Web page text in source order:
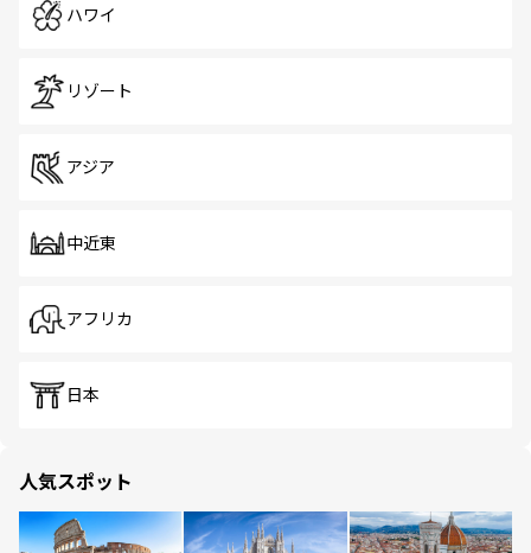
ハワイ
リゾート
アジア
中近東
アフリカ
日本
人気スポット